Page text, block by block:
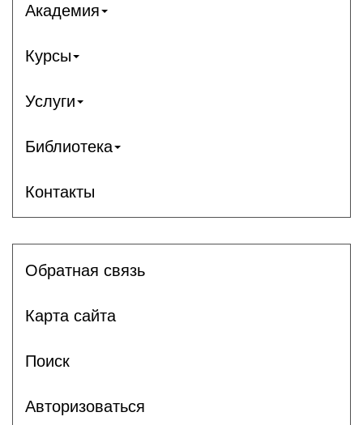
Академия
Курсы
Услуги
Библиотека
Контакты
Обратная связь
Карта сайта
Поиск
Авторизоваться